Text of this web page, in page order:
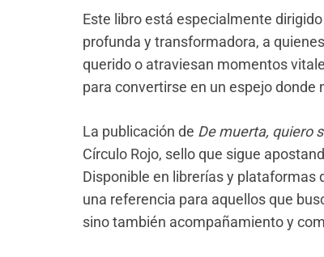
Este libro está especialmente
profunda y transformadora, a
querido o atraviesan momentos
para convertirse en un espejo
La publicación de De muerta, quiero
Círculo Rojo, sello que sigue
Disponible en librerías y
una referencia para aquellos que
sino también acompañamiento y